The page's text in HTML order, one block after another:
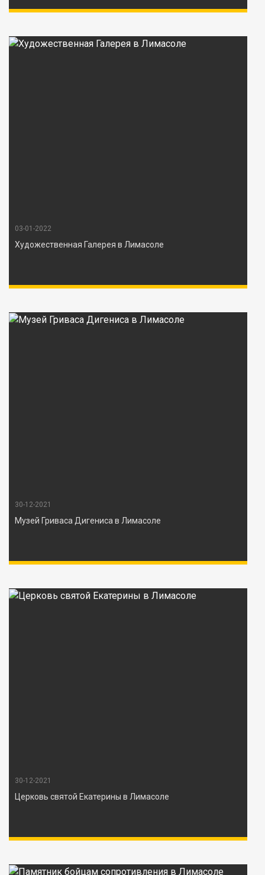
03-01-2022
Художественная Галерея в Лимасоле
30-12-2021
Музей Гриваса Дигениса в Лимасоле
30-12-2021
Церковь святой Екатерины в Лимасоле